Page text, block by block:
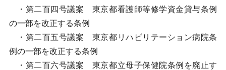
・第二百四号議案 東京都看護師等修学資金貸与条例
の一部を改正する条例
・第二百五号議案 東京都リハビリテーション病院条
例の一部を改正する条例
・第二百六号議案 東京都立母子保健院条例を廃止す